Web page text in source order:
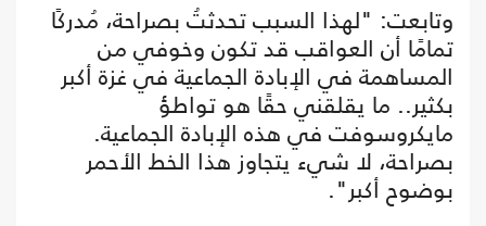
وتابعت: "لهذا السبب تحدثتُ بصراحة، مُدركًا
تمامًا أن العواقب قد تكون وخوفي من
المساهمة في الإبادة الجماعية في غزة أكبر
بكثير.. ما يقلقني حقًا هو تواطؤ
مايكروسوفت في هذه الإبادة الجماعية.
بصراحة، لا شيء يتجاوز هذا الخط الأحمر
بوضوح أكبر".